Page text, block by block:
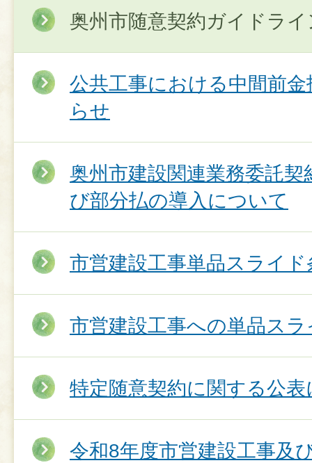
奥州市随意契約ガイドライ
公共工事における中間前
らせ
奥州市建設関連業務委託
び部分払の導入について
市営建設工事単品スライ
市営建設工事への単品ス
特定随意契約に関する公
令和8年度市営建設工事及